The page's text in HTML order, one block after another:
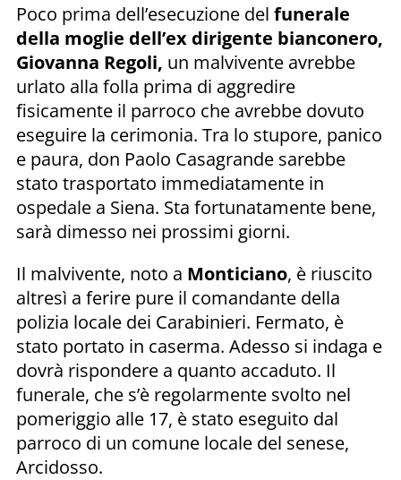
Poco prima dell’esecuzione del funerale
della moglie dell’ex dirigente bianconero,
Giovanna Regoli, un malvivente avrebbe
urlato alla folla prima di aggredire
fisicamente il parroco che avrebbe dovuto
eseguire la cerimonia. Tra lo stupore, panico
e paura, don Paolo Casagrande sarebbe
stato trasportato immediatamente in
ospedale a Siena. Sta fortunatamente bene,
sarà dimesso nei prossimi giorni.
Il malvivente, noto a Monticiano, è riuscito
altresì a ferire pure il comandante della
polizia locale dei Carabinieri. Fermato, è
stato portato in caserma. Adesso si indaga e
dovrà rispondere a quanto accaduto. Il
funerale, che s’è regolarmente svolto nel
pomeriggio alle 17, è stato eseguito dal
parroco di un comune locale del senese,
Arcidosso.